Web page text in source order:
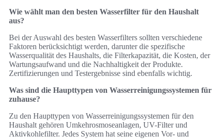
Wie wählt man den besten Wasserfilter für den Haushalt
aus?
Bei der Auswahl des besten Wasserfilters sollten verschiedene
Faktoren berücksichtigt werden, darunter die spezifische
Wasserqualität des Haushalts, die Filterkapazität, die Kosten, der
Wartungsaufwand und die Nachhaltigkeit der Produkte.
Zertifizierungen und Testergebnisse sind ebenfalls wichtig.
Was sind die Haupttypen von Wasserreinigungssystemen für
zuhause?
Zu den Haupttypen von Wasserreinigungssystemen für den
Haushalt gehören Umkehrosmoseanlagen, UV-Filter und
Aktivkohlefilter. Jedes System hat seine eigenen Vor- und